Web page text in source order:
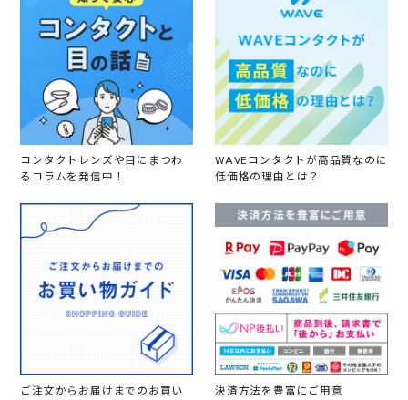
コンタクトレンズや目にまつわ
るコラムを発信中！
WAVEコンタクトが高品質なのに
低価格の理由とは？
ご注文からお届けまでのお買い
決済方法を豊富にご用意